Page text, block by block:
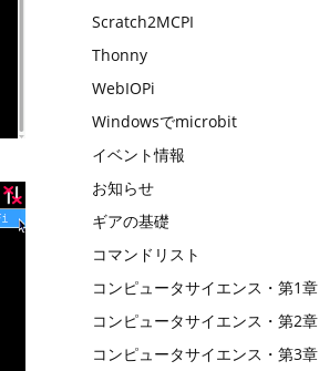
Scratch2MCPI
Thonny
WebIOPi
Windowsでmicrobit
イベント情報
お知らせ
ギアの基礎
コマンドリスト
コンピュータサイエンス・第1章
コンピュータサイエンス・第2章
コンピュータサイエンス・第3章